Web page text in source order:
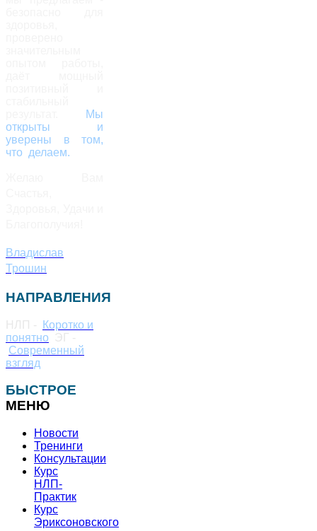
Мы
открыты и
уверены в том,
что делаем.
Владислав
Трошин
НАПРАВЛЕНИЯ
НЛП -
Коротко и
понятно
ЭГ -
Современный
взгляд
БЫСТРОЕ
МЕНЮ
Новости
Тренинги
Консультации
Курс
НЛП-
Практик
Курс
Эриксоновского